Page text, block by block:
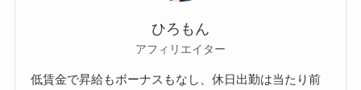
ひろもん
アフィリエイター
低賃金で昇給もボーナスもなし、休日出勤は当たり前